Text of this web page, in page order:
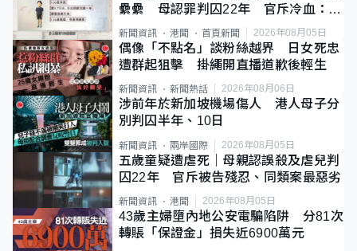
纍纍 母認罪判囚22年 官斥冷血：同
類案最惡劣
新聞資訊 港聞 首頁新聞 2026年08月05日
偶像「不點名」談粉絲越界 日女死忠
遭群起狙擊 掛繩開直播道歉後輕生
新聞資訊 新聞熱話 2026年08月06日
涉前年於新加坡機場傷人 港人母子分
別判囚半年、10日
新聞資訊 兩岸國際 2026年08月05日
五歲童疑遭虐死｜母親認誤殺及虐兒判
囚22年 官斥被告殘忍、同類案最惡劣
新聞資訊 港聞 2026年08月05日
43歲主婦墮內地公安電騙陷阱 分81次
轉賬「保證金」損失近6900萬元